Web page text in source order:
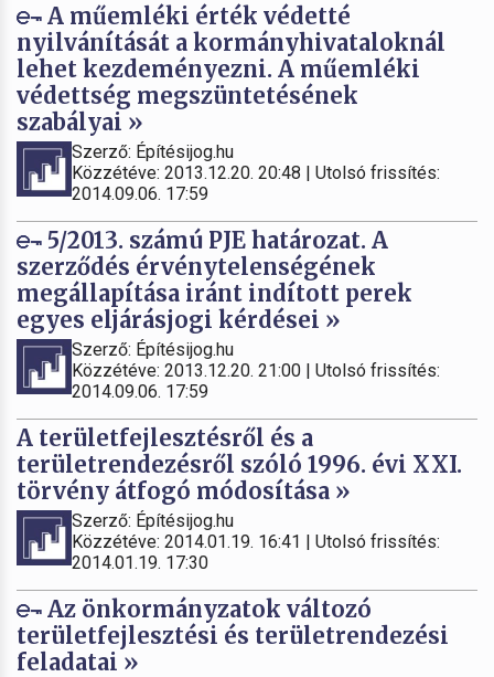
A műemléki érték védetté
nyilvánítását a kormányhivataloknál
lehet kezdeményezni. A műemléki
védettség megszüntetésének
szabályai »
Szerző: Építésijog.hu
Közzétéve: 2013.12.20. 20:48 | Utolsó frissítés:
2014.09.06. 17:59
5/2013. számú PJE határozat. A
szerződés érvénytelenségének
megállapítása iránt indított perek
egyes eljárásjogi kérdései »
Szerző: Építésijog.hu
Közzétéve: 2013.12.20. 21:00 | Utolsó frissítés:
2014.09.06. 17:59
A területfejlesztésről és a
területrendezésről szóló 1996. évi XXI.
törvény átfogó módosítása »
Szerző: Építésijog.hu
Közzétéve: 2014.01.19. 16:41 | Utolsó frissítés:
2014.01.19. 17:30
Az önkormányzatok változó
területfejlesztési és területrendezési
feladatai »